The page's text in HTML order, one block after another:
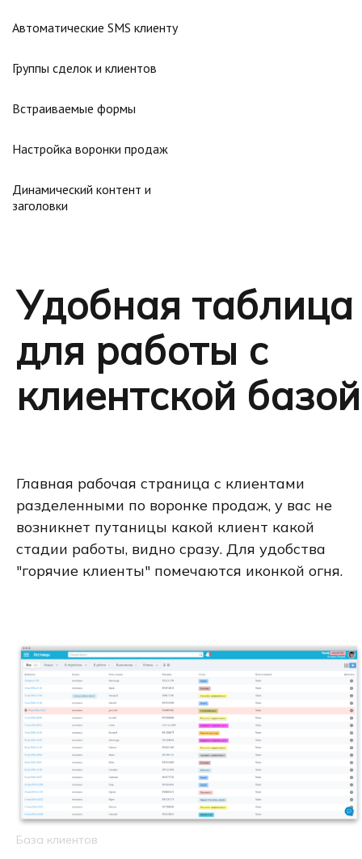
Автоматические SMS клиенту
Группы сделок и клиентов
Встраиваемые формы
Настройка воронки продаж
Динамический контент и
заголовки
Удобная таблица
для работы с
клиентской базой
Главная рабочая страница с клиентами
разделенными по воронке продаж, у вас не
возникнет путаницы какой клиент какой
стадии работы, видно сразу. Для удобства
"горячие клиенты" помечаются иконкой огня.
База клиентов